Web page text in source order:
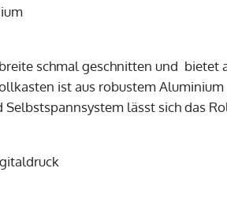
schmal geschnitten und bietet
ist aus robustem
Selbstspannsystem lässt sich das